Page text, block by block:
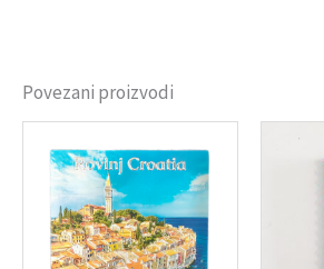
Povezani proizvodi